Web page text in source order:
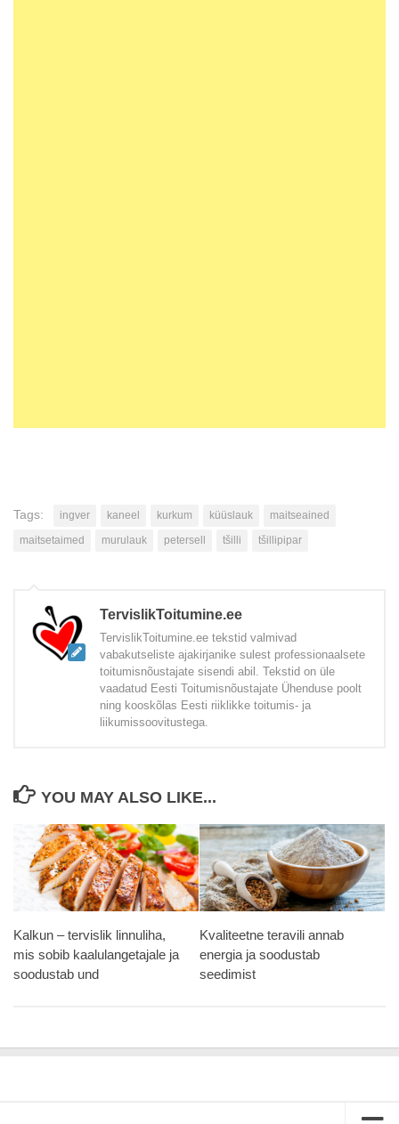
Tags: ingver kaneel kurkum küüslauk
maitseained
maitsetaimed
murulauk petersell tšilli tšillipipar
TervislikToitumine.ee
TervislikToitumine.ee tekstid valmivad
vabakutseliste ajakirjanike sulest professionaalsete
toitumisnõustajate sisendi abil. Tekstid on üle
vaadatud Eesti Toitumisnõustajate Ühenduse poolt
ning kooskõlas Eesti riiklikke toitumis- ja
liikumissoovitustega.
YOU MAY ALSO LIKE...
Kalkun – tervislik linnuliha,
mis sobib kaalulangetajale ja
soodustab und
Kvaliteetne teravili annab
energia ja soodustab
seedimist